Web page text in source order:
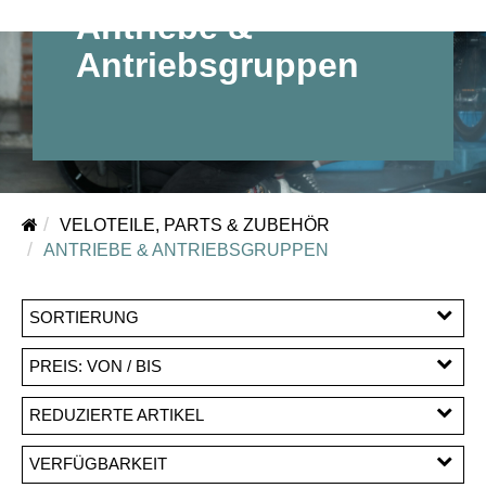
Antriebe &
Antriebsgruppen
VELOTEILE, PARTS & ZUBEHÖR
ANTRIEBE & ANTRIEBSGRUPPEN
SORTIERUNG
PREIS: VON / BIS
CHF
CHF
REDUZIERTE ARTIKEL
Reduzierte Artikel
VERFÜGBARKEIT